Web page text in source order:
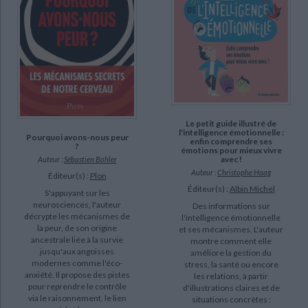
Hahusseau, Stéphanie (5)
Midal, Fabrice (5)
Tomasella, Saverio (5)
poche (75)
IAD (36)
document-audio (4)
coffret (2)
SÉRIE
Corporellement (2)
Pourquoi avons-nous peur
?
Auteur : Sébastien Bohler
Éditeur(s) : Plon
S'appuyant sur les
neurosciences, l'auteur
décrypte les mécanismes de
la peur, de son origine
ancestrale liée à la survie
jusqu'aux angoisses
modernes comme l'éco-
anxiété. Il propose des pistes
pour reprendre le contrôle
via le raisonnement, le lien
Le petit guide illustré de
l'intelligence émotionnelle :
enfin comprendre ses
émotions pour mieux vivre
avec !
Auteur : Christophe Haag
Éditeur(s) : Albin Michel
Des informations sur
l'intelligence émotionnelle
et ses mécanismes. L'auteur
montre comment elle
améliore la gestion du
stress, la santé ou encore
les relations, à partir
d'illustrations claires et de
situations concrètes :